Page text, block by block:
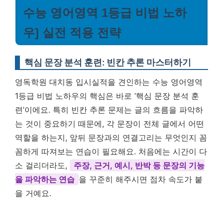
수능 영어영역 1등급 비법 노하
우] 실전 적용 전략
핵심 문장 분석 훈련: 빈칸 추론 마스터하기
영독학원 대치동 입시실적을 견인하는 수능 영어영역
1등급 비법 노하우의 핵심은 바로 ‘핵심 문장 분석 훈
련’이에요. 특히 빈칸 추론 문제는 글의 흐름을 파악하
는 것이 중요하기 때문에, 각 문장이 전체 글에서 어떤
역할을 하는지, 앞뒤 문장과의 연결고리는 무엇인지 꼼
꼼하게 따져보는 연습이 필요해요. 처음에는 시간이 다
소 걸리더라도,
주장, 근거, 예시, 반박 등 문장의 기능
을 파악하는 연습 을 꾸준히 해주시면 점차 속도가 붙
을 거예요.